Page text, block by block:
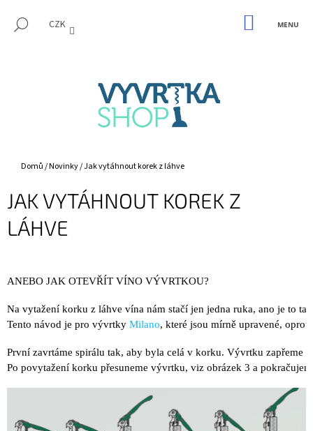
obsah HLEDAT
CZK NÁKUPNÍ
KOŠÍK
Domů/Novinky/Jak vytáhnout korek z láhve
JAK VYTÁHNOUT KOREK Z
LÁHVE
ANEBO JAK OTEVŘÍT VÍNO VÝVRTKOU?
Na vytažení korku z láhve vína nám stačí jen jedna ruka, ano je to
Tento návod je pro vývrtky Milano, které jsou mírně upravené,
První zavrtáme spirálu tak, aby byla celá v korku. Vývrtku zapřeme
Po povytažení korku přesuneme vývrtku, viz obrázek 3 a
ZPĚT
ZPĚT
Ř
B
U
J
T
N
A
J
Í
T